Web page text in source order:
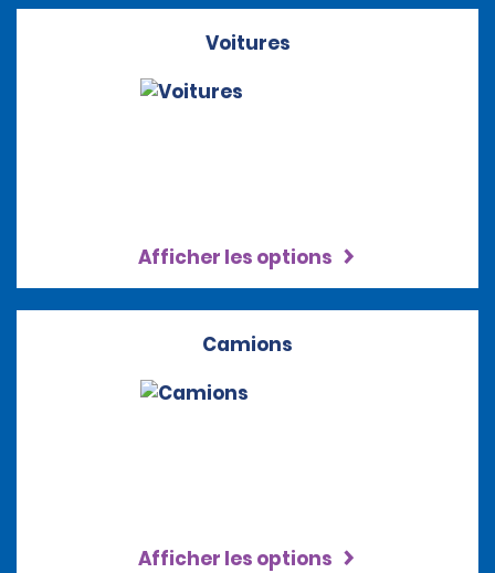
Voitures
Afficher les options
Camions
Afficher les options